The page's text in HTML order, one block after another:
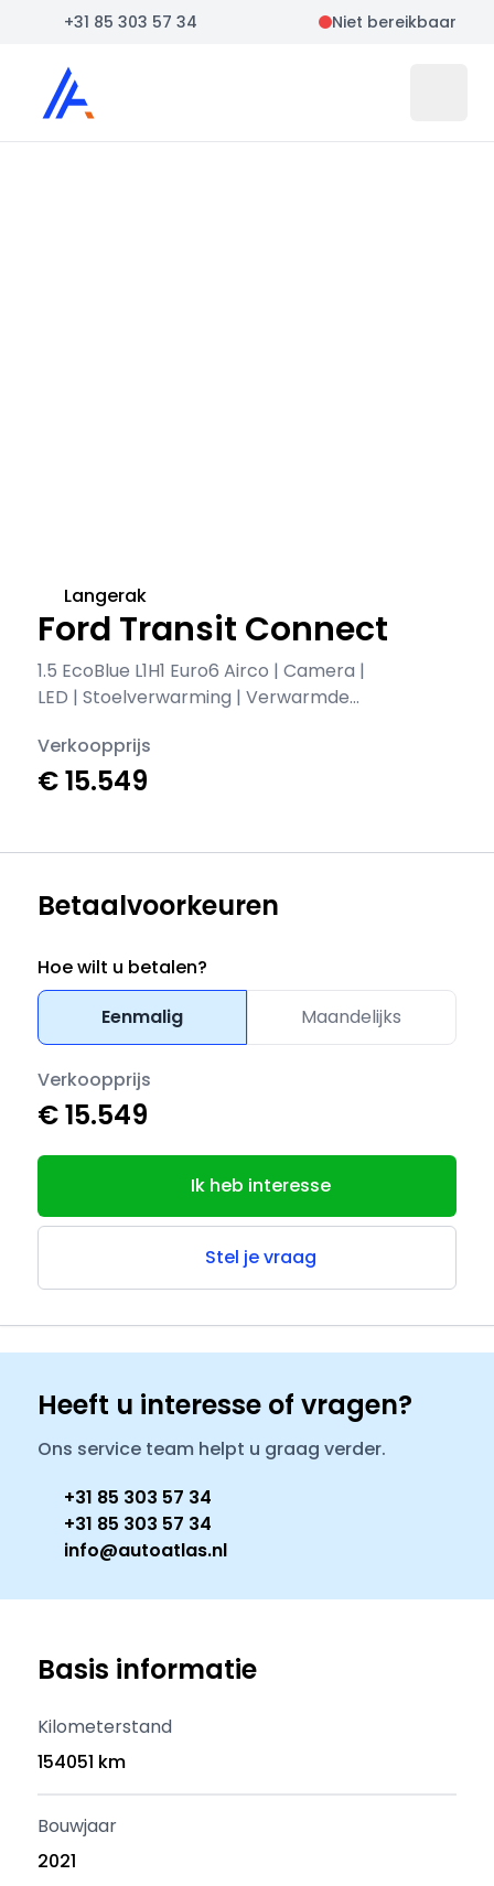
+31 85 303 57 34 Niet bereikbaar
Auto Atlas
Ford Transit Connect
1.5 EcoBlue L1H1 Euro6 Airco | Camera |
LED | Stoelverwarming | Verwarmde
Langerak
Verkoopprijs
€ 15.549
Betaalvoorkeuren
Hoe wilt u betalen?
Eenmalig
Maandelijks
Verkoopprijs
€ 15.549
Ik heb interesse
Stel je vraag
Heeft u interesse of vragen?
Ons service team helpt u graag verder.
+31 85 303 57 34
+31 85 303 57 34
info@autoatlas.nl
Basis informatie
Kilometerstand
154051 km
Bouwjaar
2021